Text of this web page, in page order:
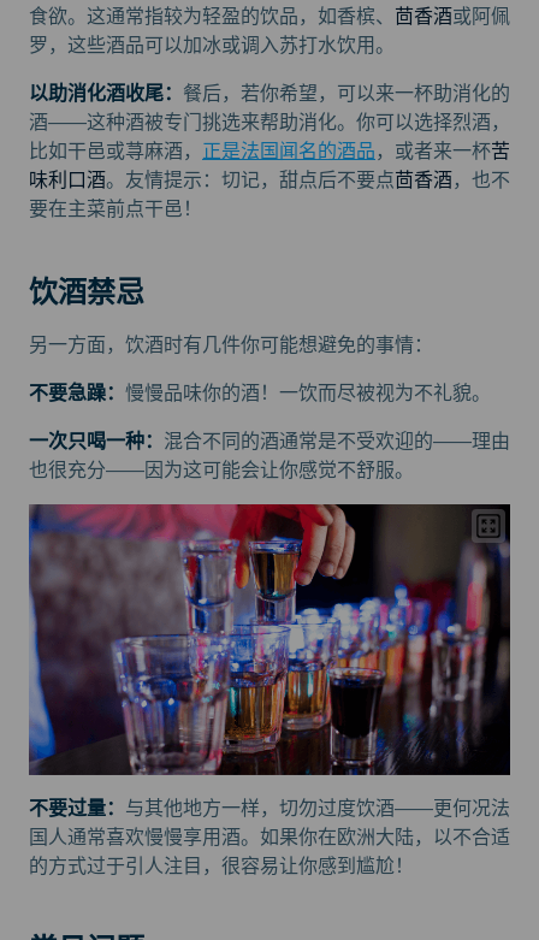
食欲。这通常指较为轻盈的饮品，如香槟、 茴香酒或阿佩
罗，这些酒品可以加冰或调入苏打水饮用。
以助消化酒收尾： 餐后，若你希望，可以来一杯助消化的
酒——这种酒被专门挑选来帮助消化。你可以选择烈酒，
比如干邑或荨麻酒， 正是法国闻名的酒品 ，或者来一杯苦
味利口酒。友情提示：切记，甜点后不要点茴香酒，也不
要在主菜前点干邑！
饮酒禁忌
另一方面，饮酒时有几件你可能想避免的事情：
不要急躁： 慢慢品味你的酒！一饮而尽被视为不礼貌。
一次只喝一种： 混合不同的酒通常是不受欢迎的——理由
也很充分——因为这可能会让你感觉不舒服。
不要过量： 与其他地方一样，切勿过度饮酒——更何况法
国人通常喜欢慢慢享用酒。如果你在欧洲大陆，以不合适
的方式过于引人注目，很容易让你感到尴尬！